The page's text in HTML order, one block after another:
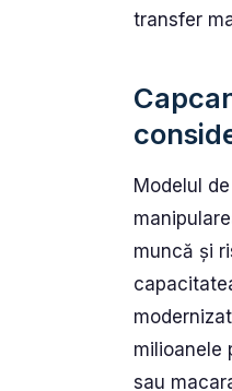
transfer
Modelul
muncă și
milioanele
sau